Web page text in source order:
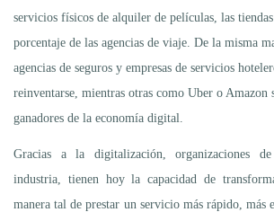
servicios físicos de alquiler de películas, las
porcentaje de las agencias de viaje. De la misma
agencias de seguros y empresas de servicios
reinventarse, mientras otras como Uber o Amazon
ganadores de la economía digital.
Gracias a la digitalización, organizaciones
industria, tienen hoy la capacidad de
manera tal de prestar un servicio más rápido, más